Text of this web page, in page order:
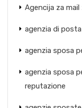
Agencija za mail
agenzia di
agenzia sposa
agenzia sposa
reputazione